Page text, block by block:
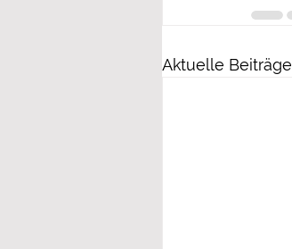
Aktuelle Beiträge